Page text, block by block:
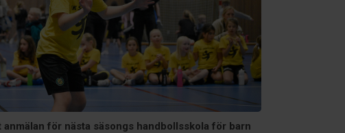
anmälan för nästa säsongs handbollsskola för barn